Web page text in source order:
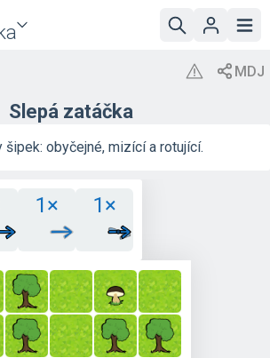
Slepá zatáčka
šipek: obyčejné, mizící a rotující.
1× 1×